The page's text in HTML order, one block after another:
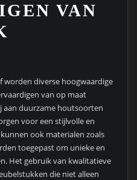
VAN
worden diverse hoogwaardige
van op maat
aan duurzame houtsoorten
voor een stijlvolle en
ook materialen zoals
toegepast om unieke en
Het gebruik van kwalitatieve
die niet alleen